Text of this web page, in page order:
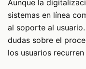
Aunque la
sistemas en línea
al soporte al
dudas sobre el
los usuarios